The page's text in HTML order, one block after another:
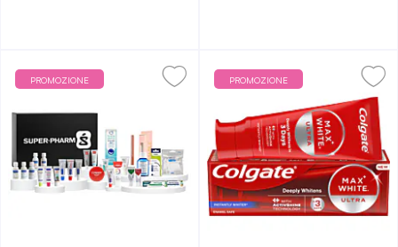
PROMOZIONE PROMOZIONE